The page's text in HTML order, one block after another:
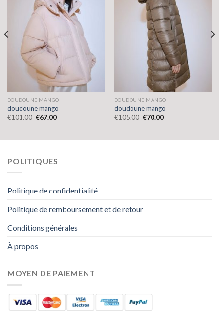
DOUDOUNE MANGO
doudoune mango
€101.00 €67.00
DOUDOUNE MANGO
doudoune mango
€105.00 €70.00
POLITIQUES
Politique de confidentialité
Politique de remboursement et de retour
Conditions générales
À propos
MOYEN DE PAIEMENT